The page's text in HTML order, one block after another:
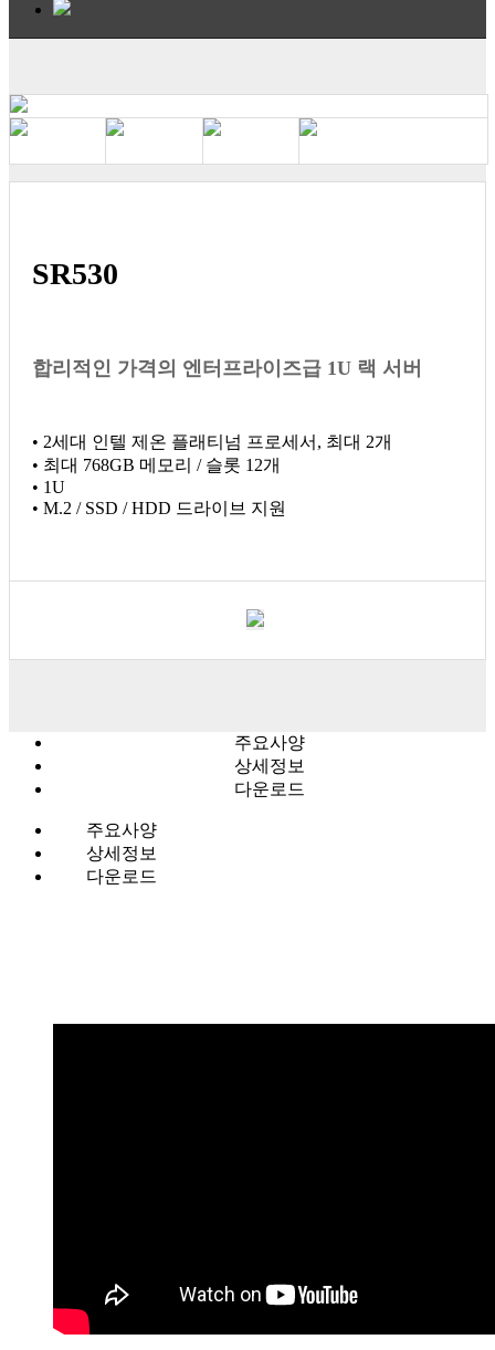
SR530
합리적인 가격의 엔터프라이즈급 1U 랙 서버
• 2세대 인텔 제온 플래티넘 프로세서, 최대 2개
• 최대 768GB 메모리 / 슬롯 12개
• 1U
• M.2 / SSD / HDD 드라이브 지원
주요사양
상세정보
다운로드
주요사양
상세정보
다운로드